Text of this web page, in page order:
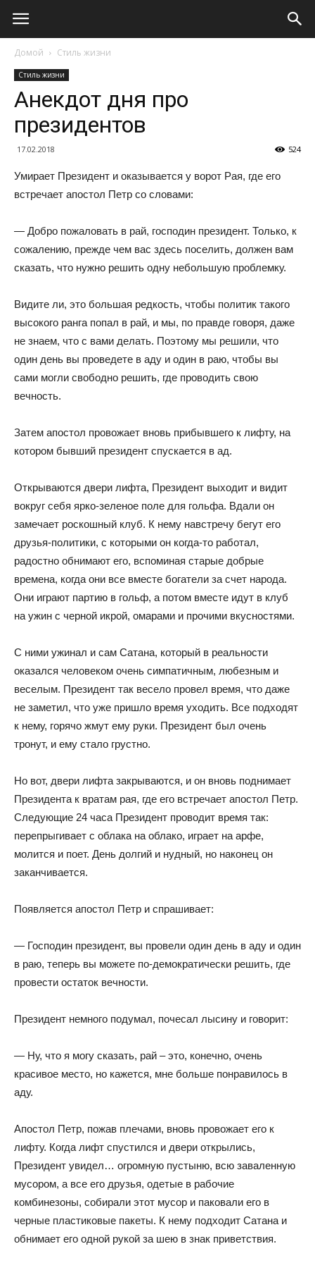
Домой Стиль жизни
Стиль жизни
Анекдот дня про
президентов
17.02.2018 524
Умирает Президент и оказывается у ворот Рая, где его
встречает апостол Петр со словами:
— Добро пожаловать в рай, господин президент. Только, к
сожалению, прежде чем вас здесь поселить, должен вам
сказать, что нужно решить одну небольшую проблемку.
Видите ли, это большая редкость, чтобы политик такого
высокого ранга попал в рай, и мы, по правде говоря, даже
не знаем, что с вами делать. Поэтому мы решили, что
один день вы проведете в аду и один в раю, чтобы вы
сами могли свободно решить, где проводить свою
вечность.
Затем апостол провожает вновь прибывшего к лифту, на
котором бывший президент спускается в ад.
Открываются двери лифта, Президент выходит и видит
вокруг себя ярко-зеленое поле для гольфа. Вдали он
замечает роскошный клуб. К нему навстречу бегут его
друзья-политики, с которыми он когда-то работал,
радостно обнимают его, вспоминая старые добрые
времена, когда они все вместе богатели за счет народа.
Они играют партию в гольф, а потом вместе идут в клуб
на ужин с черной икрой, омарами и прочими вкусностями.
С ними ужинал и сам Сатана, который в реальности
оказался человеком очень симпатичным, любезным и
веселым. Президент так весело провел время, что даже
не заметил, что уже пришло время уходить. Все подходят
к нему, горячо жмут ему руки. Президент был очень
тронут, и ему стало грустно.
Но вот, двери лифта закрываются, и он вновь поднимает
Президента к вратам рая, где его встречает апостол Петр.
Следующие 24 часа Президент проводит время так:
перепрыгивает с облака на облако, играет на арфе,
молится и поет. День долгий и нудный, но наконец он
заканчивается.
Появляется апостол Петр и спрашивает:
— Господин президент, вы провели один день в аду и один
в раю, теперь вы можете по-демократически решить, где
провести остаток вечности.
Президент немного подумал, почесал лысину и говорит:
— Ну, что я могу сказать, рай – это, конечно, очень
красивое место, но кажется, мне больше понравилось в
аду.
Апостол Петр, пожав плечами, вновь провожает его к
лифту. Когда лифт спустился и двери открылись,
Президент увидел… огромную пустыню, всю заваленную
мусором, а все его друзья, одетые в рабочие
комбинезоны, собирали этот мусор и паковали его в
черные пластиковые пакеты. К нему подходит Сатана и
обнимает его одной рукой за шею в знак приветствия.